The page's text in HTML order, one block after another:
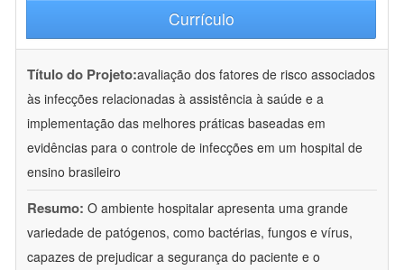
Currículo
Título do Projeto:avaliação dos fatores de risco associados
às infecções relacionadas à assistência à saúde e a
implementação das melhores práticas baseadas em
evidências para o controle de infecções em um hospital de
ensino brasileiro
Resumo: O ambiente hospitalar apresenta uma grande
variedade de patógenos, como bactérias, fungos e vírus,
capazes de prejudicar a segurança do paciente e o